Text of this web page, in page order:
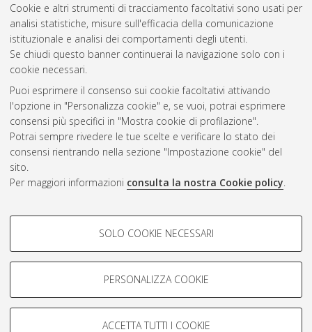
Cookie e altri strumenti di tracciamento facoltativi sono usati per
analisi statistiche, misure sull'efficacia della comunicazione
istituzionale e analisi dei comportamenti degli utenti.
Se chiudi questo banner continuerai la navigazione solo con i
cookie necessari.
Puoi esprimere il consenso sui cookie facoltativi attivando
l'opzione in "Personalizza cookie" e, se vuoi, potrai esprimere
consensi più specifici in "Mostra cookie di profilazione".
Potrai sempre rivedere le tue scelte e verificare lo stato dei
consensi rientrando nella sezione "Impostazione cookie" del
sito.
Per maggiori informazioni consulta la nostra Cookie policy.
COOKIE DI PROFILAZIONE -
Si tratta di cookie utilizzati per analizzare le caratteristiche della
navigazione degli utenti, creare profili in base al loro comportamento
Mostra cookie di profilazione
SOLO COOKIE NECESSARI
PERSONALIZZA COOKIE
ACCETTA TUTTI I COOKIE
Questa lista e' stata generata il Thu Aug 6 20:33:49 2026
Atom
Rss 1.0
Rss 2.0
ISSN: 2038-7946
Impostazioni Cookie
Informativa sulla privacy
Condizioni d’uso del sito